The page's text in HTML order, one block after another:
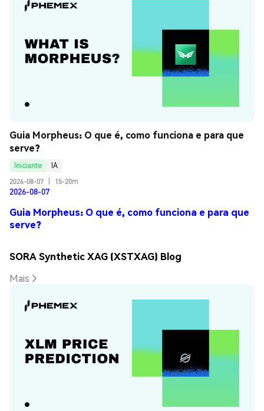
Guia Morpheus: O que é, como funciona e para que
serve?
Iniciante
IA
2026-08-07
15-20m
2026-08-07
Guia Morpheus: O que é, como funciona e para que
serve?
SORA Synthetic XAG (XSTXAG) Blog
Mais